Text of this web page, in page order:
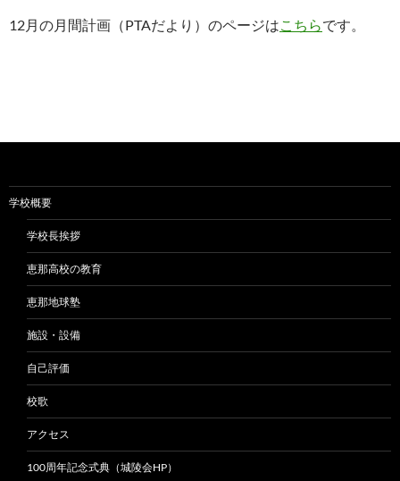
12月の月間計画（PTAだより）のページは こちらです。
学校概要
学校長挨拶
恵那高校の教育
恵那地球塾
施設・設備
自己評価
校歌
アクセス
100周年記念式典（城陵会HP）